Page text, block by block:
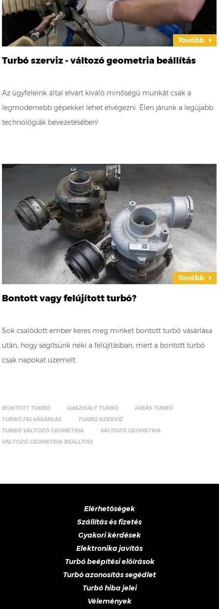
Tovább
Turbó szerviz - változó geometria beállítás
Az ügyfeleink által elvárt kiváló minőségű munkát csak a
legmodernebb gépekkel lehet elvégezni. Élen járunk a legújabb
technológiák bevezetésében!
Tovább
Bontott vagy felújított turbó?
Sok csalódott ember keres meg minket bontott turbó vásárlása
után, hogy segítsünk neki a felújításban, mert a bontott turbó
csak napokat üzemelt.
BONTOTT TURBÓ HASZNÁLT TURBÓ
HIBÁS TURBÓ
TURBÓ FELVÁSÁRLÁS
TURBÓ SZERVIZ
TURBÓ VÁLTOZÓ GEOMETRIA
VÁLTOZÓ GEOMETRIA
VÁLTOZÓ GEOMETRIA BEÁLLÍTÁS
Elérhetőségek
Szállítás és fizetés
Gyakori kérdések
Elektronika javítás
Turbó beépítési előírások
Turbó azonosítás segédlet
Turbó hiba jelei
Vélemények